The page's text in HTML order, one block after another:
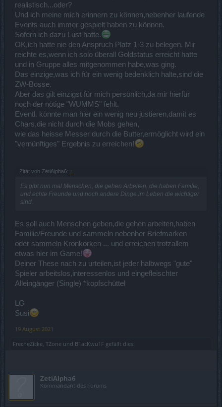
realistisch...oder?
Und ich meine mich erinnern zu können,nebenher laufende
Events auch immer gespielt haben zu können.
Sofern ich dazu Lust hatte.
OK,ich hatte nie den Anspruch Platz 1-3 zu belegen. Mir
reichte es,wenn ich solo überall Goldstatus erreicht hatte
und in Gruppe alles mitgenommen habe,was ging.
Das einzige,was ich für ein wenig bedenklich halte,sind die
ZW-Bosse.
Aber das gilt einzigst für mich persönlich,da mir hierfür
noch der nötige "WUMMS" fehlt.
Eventl. könnte man hier ein wenig neu justieren,damit es
Chars,die nicht durch die Mobs gehen,
wie das heisse Messer durch die Butter,ermöglicht wird ein
"vernünftiges" Ergebnis zu erreichen!
Zitat von ZetiAlpha6: ↑
Es gibt nun mal Menschen, die gehen Arbeiten, die haben Familie,
und echte Freunde und noch andere Dinge im Leben die wichtiger
sind.
Es soll auch Menschen geben,die gehen arbeiten,haben
Familie/Freunde und sammeln nebenher Briefmarken
oder sammeln Kronkorken ... und erreichen trotzallem
etwas hier im Game!
Deiner These nach zu urteilen,ist jeder halbwegs "gute"
Spieler arbeitslos,interessenlos und eingefleischter
Alleingänger (Single) *kopfschüttel
LG
Susi
19 August 2021
FrecheZicke TZone und B1acKwu1F gefällt dies.
ZetiAlpha6
Kommandant des Forums